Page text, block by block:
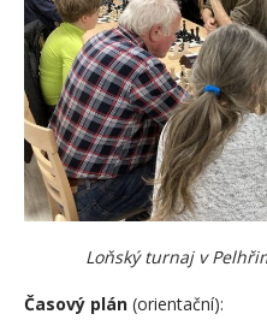
Loňský turnaj v
Časový plán (orientační):